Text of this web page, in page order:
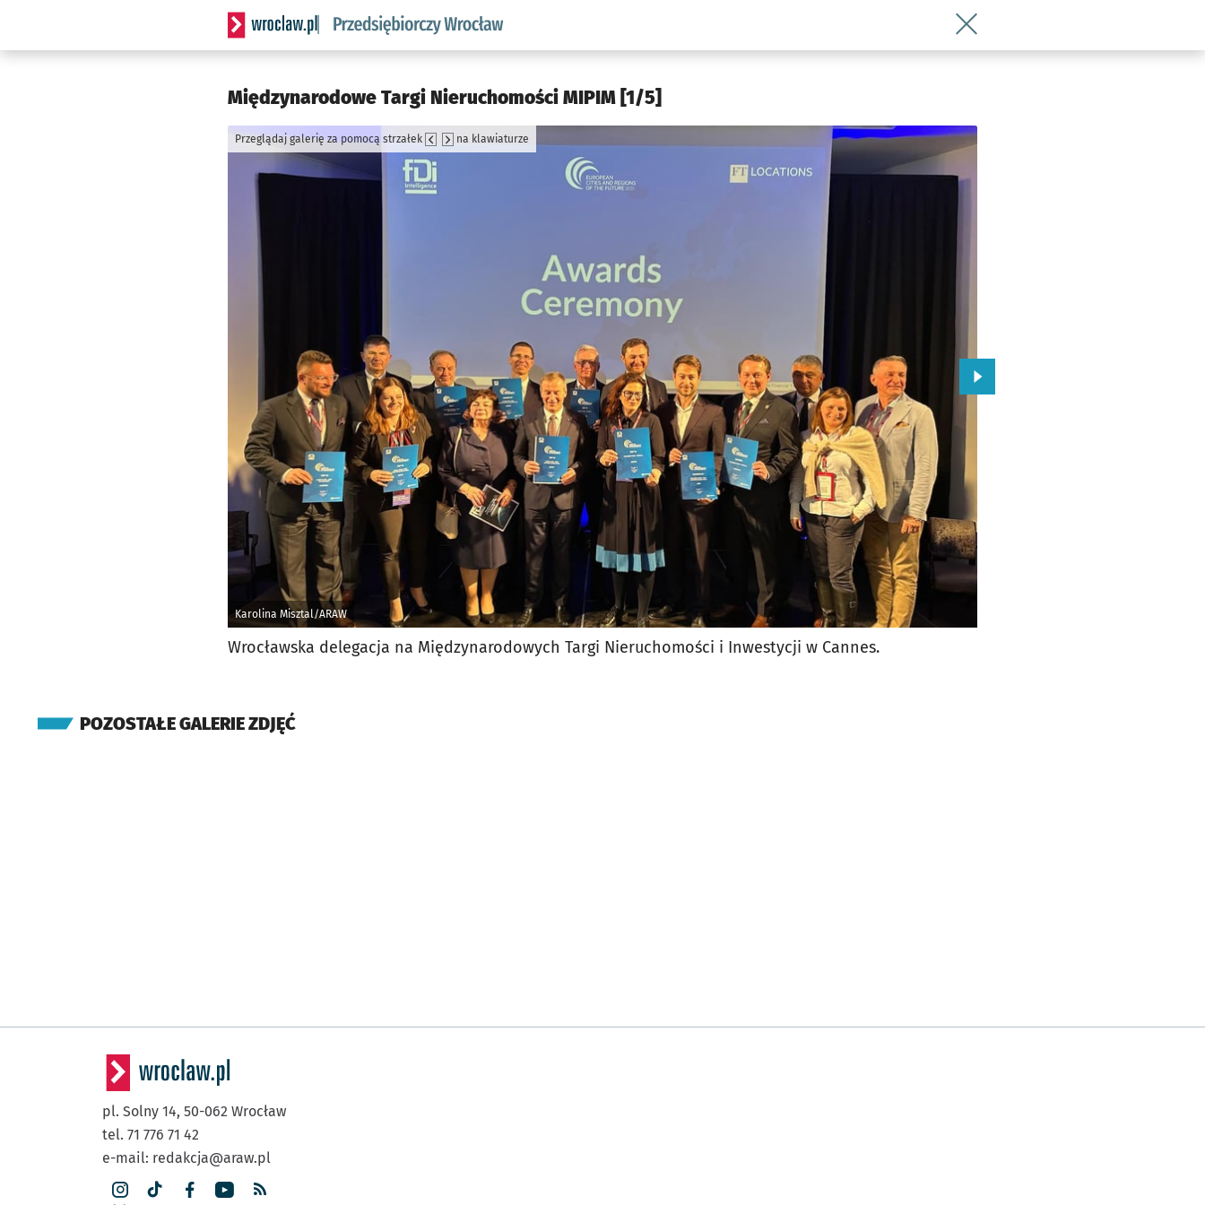
Serwis informacyjny wroclaw.pl podserwis: Strategia rozwoju przedsiębiorczości miasta Wrocławia
Wróć do artykułu Międzynarodowe
Międzynarodowe Targi Nieruchomości MIPIM [1/5]
Karolina Misztal/ARAW
Przeglądaj galerię za pomocą strzałek na klawiaturze
Przejdź do kolejnego zdjęcia.
Wrocławska delegacja na Międzynarodowych Targi Nieruchomości i Inwestycji w Cannes.
POZOSTAŁE GALERIE ZDJĘĆ
pl. Solny 14, 50-062 Wrocław
tel. 71 776 71 42
e-mail: redakcja@araw.pl